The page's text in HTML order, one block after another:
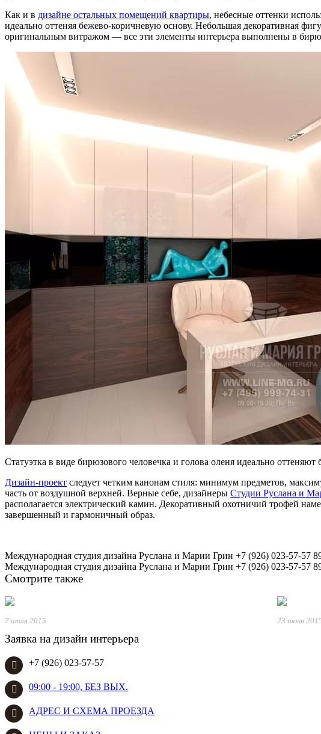
Как и в дизайне остальных помещений квартиры, небесные оттенки
идеально оттеняя бежево-коричневую основу. Небольшая декоративная
оригинальным витражом — все эти элементы интерьера выполнены в
Статуэтка в виде бирюзового человечка и голова оленя идеально
Дизайн-проект следует четким канонам стиля: минимум предметов,
часть от воздушной верхней. Верные себе, дизайнеры Студии Руслана и
располагается электрический камин. Декоративный охотничий трофей
завершенный и гармоничный образ.
Международная студия дизайна Руслана и Марии Грин +7 (926) 023-57-57
Международная студия дизайна Руслана и Марии Грин +7 (926) 023-57-57
Смотрите также
7 июля 2015 23 июня
Заявка на дизайн интерьера
+7 (926) 023-57-57
09:00 - 19:00, БЕЗ ВЫХ.
АДРЕС И СХЕМА ПРОЕЗДА